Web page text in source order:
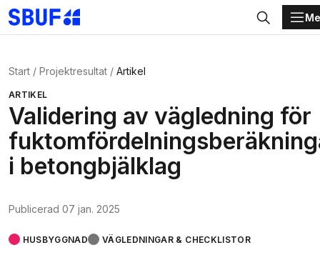
Gå direkt till huvudinnehållet
Sök
Start Projektresultat Artikel
ARTIKEL
Validering av vägledning för
i betongbjälklag
Publicerad 07 jan. 2025
HUSBYGGNAD VÄGLEDNINGAR & CHECKLISTOR